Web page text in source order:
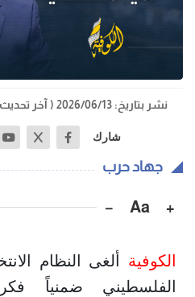
نشر بتاريخ: 2026/06/13 ( آخر تحديث: 2026/06/13 الساعة:
شارك
جهاد حرب
+
Aa
−
الكوفية ألغى النظام
الفلسطيني ضمنياً